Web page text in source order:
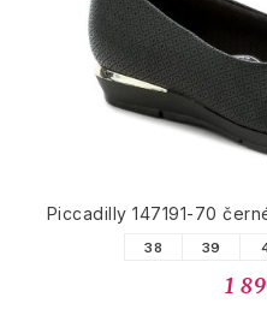
Piccadilly 147191-70
38 39
1